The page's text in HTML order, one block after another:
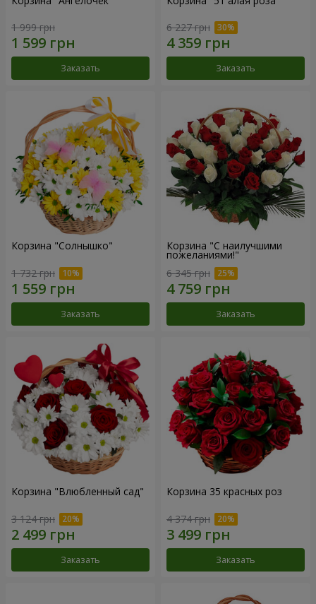
1 999 грн
Заказать
6 227 грн
Заказать
Корзина "Солнышко"
1 732 грн
Заказать
Корзина "С наилучшими
пожеланиями!"
6 345 грн
Заказать
Корзина "Влюбленный сад"
3 124 грн
Заказать
Корзина 35 красных роз
4 374 грн
Заказать